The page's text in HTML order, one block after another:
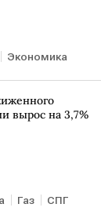
Экономика
РФ
вырос на 3,7%
Газ СПГ